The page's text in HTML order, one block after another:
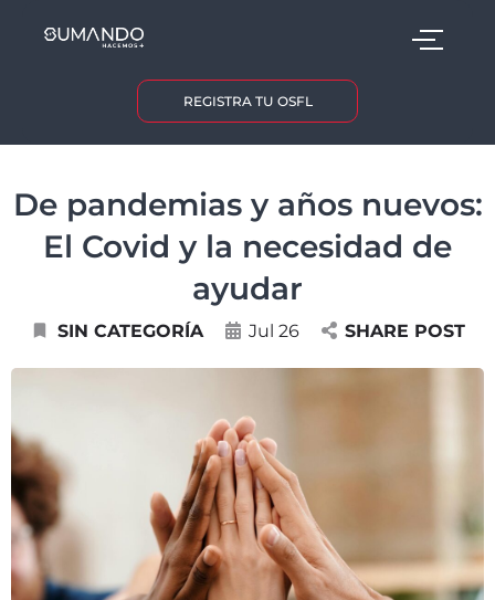
REGISTRA TU OSFL
De pandemias y años nuevos:
El Covid y la necesidad de
ayudar
SIN CATEGORÍA Jul 26 SHARE POST